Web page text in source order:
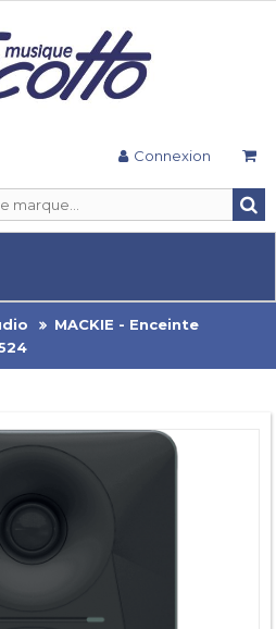
Connexion
MACKIE - Enceinte